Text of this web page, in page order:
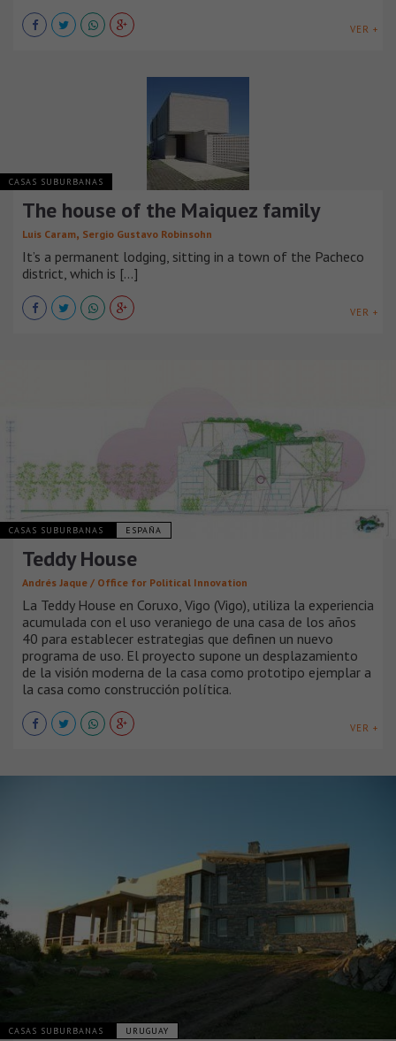
VER +
CASAS SUBURBANAS
The house of the Maiquez family
Luis Caram, Sergio Gustavo Robinsohn
It’s a permanent lodging, sitting in a town of the Pacheco
district, which is [...]
VER +
CASAS SUBURBANAS ESPAÑA
Teddy House
Andrés Jaque / Office for Political Innovation
La Teddy House en Coruxo, Vigo (Vigo), utiliza la experiencia
acumulada con el uso veraniego de una casa de los años
40 para establecer estrategias que definen un nuevo
programa de uso. El proyecto supone un desplazamiento
de la visión moderna de la casa como prototipo ejemplar a
la casa como construcción política.
VER +
CASAS SUBURBANAS URUGUAY